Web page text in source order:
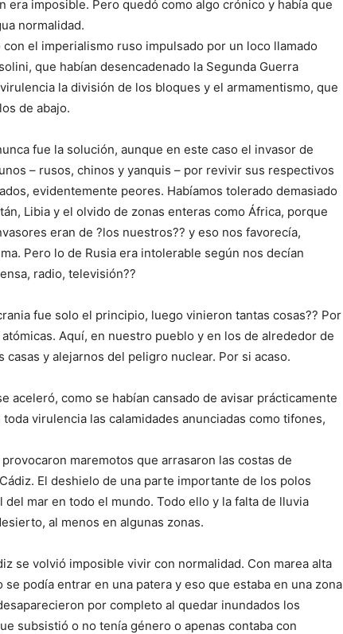
era imposible. Pero quedó como algo crónico y había que
normalidad.
el imperialismo ruso impulsado por un loco llamado
que habían desencadenado la Segunda Guerra
la división de los bloques y el armamentismo, que
de abajo.
fue la solución, aunque en este caso el invasor de
– rusos, chinos y yanquis – por revivir sus respectivos
evidentemente peores. Habíamos tolerado demasiado
Libia y el olvido de zonas enteras como África, porque
eran de ?los nuestros?? y eso nos favorecía,
Pero lo de Rusia era intolerable según nos decían
radio, televisión??
fue solo el principio, luego vinieron tantas cosas?? Por
Aquí, en nuestro pueblo y en los de alrededor de
casas y alejarnos del peligro nuclear. Por si acaso.
aceleró, como se habían cansado de avisar prácticamente
virulencia las calamidades anunciadas como tifones,
maremotos que arrasaron las costas de
El deshielo de una parte importante de los polos
mar en todo el mundo. Todo ello y la falta de lluvia
al menos en algunas zonas.
se volvió imposible vivir con normalidad. Con marea alta
se podía entrar en una patera y eso que estaba en una zona
por completo al quedar inundados los
subsistió o no tenía género o apenas contaba con